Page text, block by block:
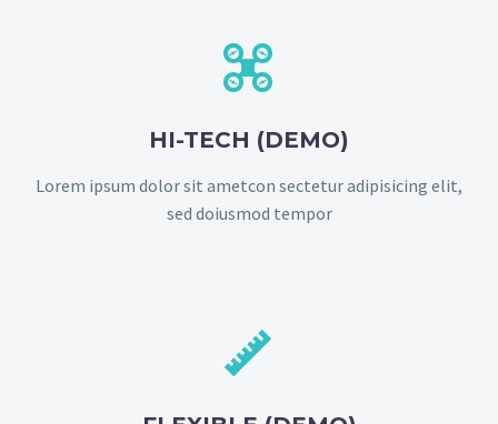


HI-TECH (DEMO)
Lorem ipsum dolor sit ametcon sectetur adipisicing elit,
sed doiusmod tempor

